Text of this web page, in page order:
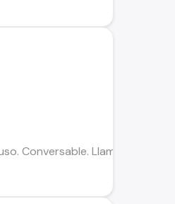
Conversable. Llamar